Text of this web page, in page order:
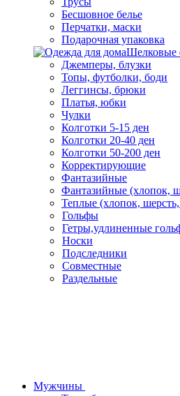
Бесшовное белье
Перчатки, маски
Подарочная упаковка
Шелковые
Джемперы, блузки
Топы, футболки, боди
Леггинсы, брюки
Платья, юбки
Чулки
Колготки 5-15 ден
Колготки 20-40 ден
Колготки 50-200 ден
Корректирующие
Фантазийные
Фантазийные (хлопок,
Теплые (хлопок,
Гольфы
Гетры,удлиненные
Носки
Подследники
Совместные
Раздельные
Мужчины